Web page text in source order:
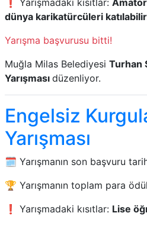
❗ Yarışmadaki kısıtlar:
dünya karikatürcüleri
Yarışma başvurusu bitti!
Muğla Milas Belediyesi Turhan
Yarışması düzenliyor.
Engelsiz
Yarışması
🗓️ Yarışmanın son başvuru
🏆 Yarışmanın toplam para
❗ Yarışmadaki kısıtlar: Lise